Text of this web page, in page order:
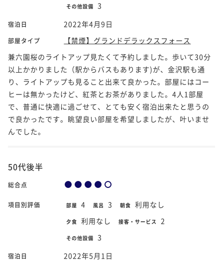
その他設備 3
宿泊日 2022年4月9日
部屋タイプ
【禁煙】グランドデラックスフォース
兼六園桜のライトアップ見たくて予約しました。歩いて30分
以上かかりました（駅からバスもあります)が、金沢駅も通
り、ライトアップも見ること出来て良かった。部屋にはコー
ヒーは無かったけど、紅茶とお茶がありました。4人1部屋
で、普通に快適に過ごせて、とても安く宿泊出来たと思うの
で良かったです。眺望良い部屋を希望しましたが、叶いませ
んでした。
50代後半
総合点
項目別評価 部屋 4 風呂 3 朝食 利用なし
夕食 利用なし 接客・サービス 2
その他設備 3
宿泊日
2022年5月1日